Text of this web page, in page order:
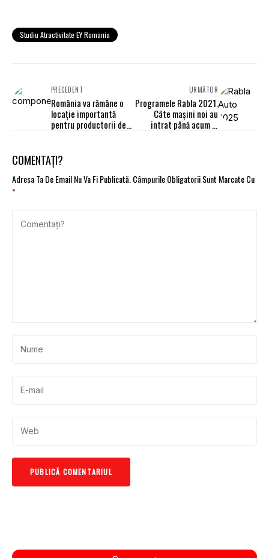
Studiu Atractivitate EY Romania
PRECEDENT
România va rămâne o
locație importantă
pentru productorii de
URMĂTOR
Programele Rabla 2021.
Câte mașini noi au
intrat până acum în
COMENTAȚI?
Adresa Ta De Email Nu Va Fi Publicată.Câmpurile Obligatorii Sunt Marcate Cu
*